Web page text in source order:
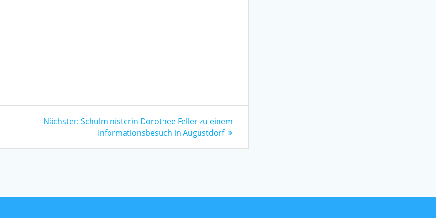
Nächster: Nächster
Beitrag:
Schulministerin Dorothee Feller zu einem
Informationsbesuch in Augustdorf